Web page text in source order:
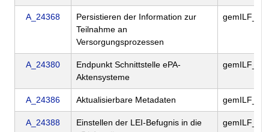
A_24368
Persistieren der Information zur
Teilnahme an
Versorgungsprozessen
A_24380
Endpunkt Schnittstelle ePA-
Aktensysteme
A_24386 Aktualisierbare Metadaten
A_24388
Einstellen der LEI-Befugnis in die